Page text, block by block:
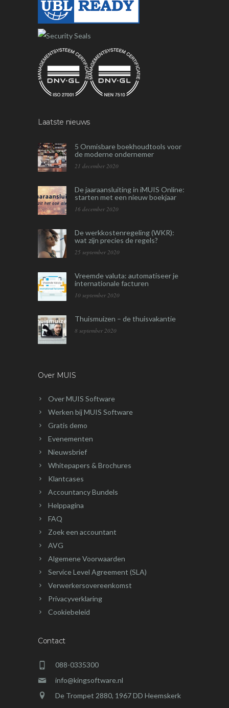
Laatste nieuws
5 Onmisbare boekhoudtools voor
de moderne ondernemer
21 december 2020
De jaaraansluiting in iMUIS Online:
starten met een nieuw boekjaar
16 december 2020
De werkkostenregeling (WKR):
wat zijn precies de regels?
25 september 2020
Vreemde valuta: automatiseer je
internationale facturen
10 september 2020
Thuismuizen – de thuisvakantie
8 september 2020
Over MUIS
Over MUIS Software
Werken bij MUIS Software
Gratis demo
Evenementen
Nieuwsbrief
Whitepapers & Brochures
Klantcases
Accountancy Bundels
Helppagina
FAQ
Zoek een accountant
AVG
Algemene Voorwaarden
Service Level Agreement (SLA)
Verwerkersovereenkomst
Privacyverklaring
Cookiebeleid
Contact
088-0335300
info@kingsoftware.nl
De Trompet 2880, 1967 DD Heemskerk